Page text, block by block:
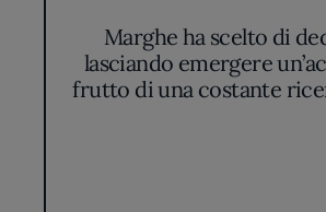
Marghe ha scelto di
lasciando emergere
frutto di una costante
prima senza